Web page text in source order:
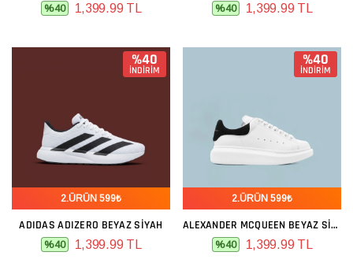
%40 1,399.99 TL %40 1,399.99 TL
%40
İNDİRİM
2.ÜRÜN 599₺
ADIDAS ADIZERO BEYAZ SIYAH
%40 1,399.99 TL
%40
İNDİRİM
2.ÜRÜN 599₺
ALEXANDER MCQUEEN BEYAZ SIYAH
%40 1,399.99 TL